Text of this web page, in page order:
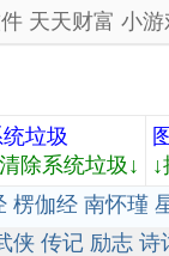
天天财富 小游
垃圾
除系统垃圾↓
楞伽经 南怀瑾
侠 传记 励志 诗